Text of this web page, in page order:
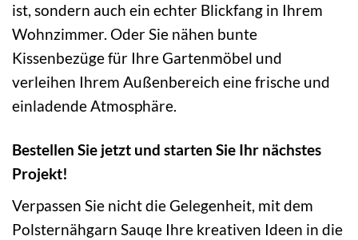
ist, sondern auch ein echter Blickfang in Ihrem
Wohnzimmer. Oder Sie nähen bunte
Kissenbezüge für Ihre Gartenmöbel und
verleihen Ihrem Außenbereich eine frische und
einladende Atmosphäre.
Bestellen Sie jetzt und starten Sie Ihr nächstes
Projekt!
Verpassen Sie nicht die Gelegenheit, mit dem
Polsternähgarn Sauqe Ihre kreativen Ideen in die